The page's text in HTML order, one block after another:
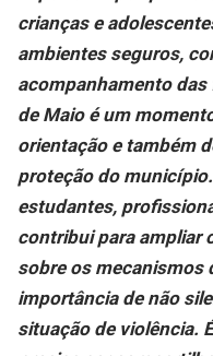
crianças e
ambientes seguros,
acompanhamento das
de Maio é um
orientação e também
proteção do
estudantes,
contribui para ampliar
sobre os mecanismos
importância de não
situação de violência.